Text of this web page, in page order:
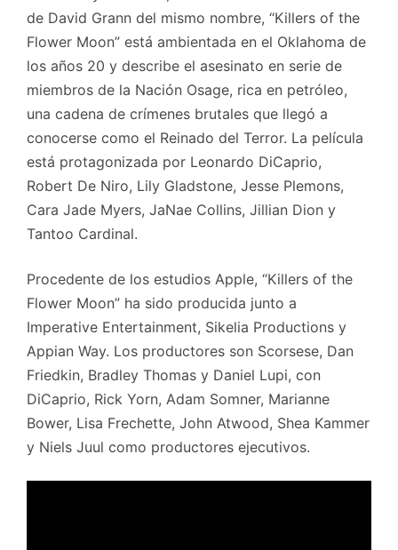
de David Grann del mismo nombre, “Killers of the
Flower Moon” está ambientada en el Oklahoma de
los años 20 y describe el asesinato en serie de
miembros de la Nación Osage, rica en petróleo,
una cadena de crímenes brutales que llegó a
conocerse como el Reinado del Terror. La película
está protagonizada por Leonardo DiCaprio,
Robert De Niro, Lily Gladstone, Jesse Plemons,
Cara Jade Myers, JaNae Collins, Jillian Dion y
Tantoo Cardinal.
Procedente de los estudios Apple, “Killers of the
Flower Moon” ha sido producida junto a
Imperative Entertainment, Sikelia Productions y
Appian Way. Los productores son Scorsese, Dan
Friedkin, Bradley Thomas y Daniel Lupi, con
DiCaprio, Rick Yorn, Adam Somner, Marianne
Bower, Lisa Frechette, John Atwood, Shea Kammer
y Niels Juul como productores ejecutivos.